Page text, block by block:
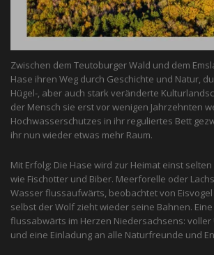
Zwischen dem Teutoburger Wald und dem
Hase ihren Weg durch Geschichte und Natur,
Hügel-, aber auch stark veränderte
der Mensch sie erst vor wenigen Jahrzehnten
Hochwasserschutzes in ihr reguliertes Bett
ihr nun wieder etwas mehr Raum.
Mit Erfolg: Die Hase wird zur Heimat einst
wie Fischotter und Biber. Meerforelle oder
Wasser flussaufwärts, beobachtet von
selbst der Wolf zieht wieder seine Bahnen.
flussabwärts im Herzen Niedersachsens:
und eine Einladung an alle ­Naturfreunde und